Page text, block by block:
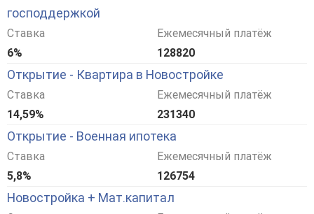
господдержкой
Ставка
6%
Ежемесячный платёж
128820
Открытие - Квартира в Новостройке
Ставка
14,59%
Ежемесячный платёж
231340
Открытие - Военная ипотека
Ставка
5,8%
Ежемесячный платёж
126754
Новостройка + Мат.капитал